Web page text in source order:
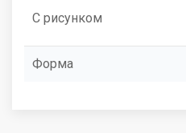
С рисунком
Форма